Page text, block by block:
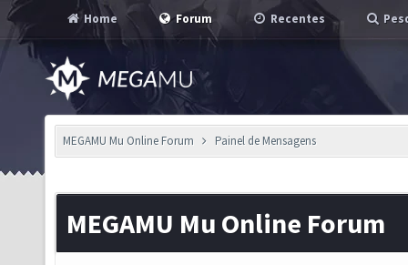
Home Forum Recentes
MEGAMU Mu Online Forum Painel de Mensagens
MEGAMU Mu Online Forum